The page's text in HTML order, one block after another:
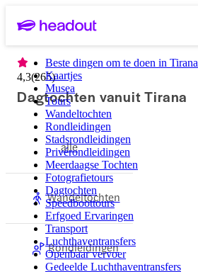
Beste dingen om te doen in Tirana
Kaartjes
Musea
Tours
Wandeltochten
Rondleidingen
Stadsrondleidingen
Privérondleidingen
Meerdaagse Tochten
Fotografietours
Dagtochten
Speedboottours
Erfgoed Ervaringen
Transport
Luchthaventransfers
Openbaar vervoer
Gedeelde Luchthaventransfers
4,3(265)
Dagtochten vanuit Tirana
alle
Wandeltochten
Rondleidingen